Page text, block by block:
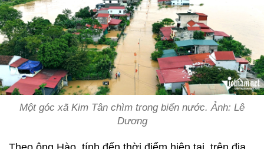
Một góc xã Kim Tân chìm trong biển nước. Ảnh: Lê
Dương